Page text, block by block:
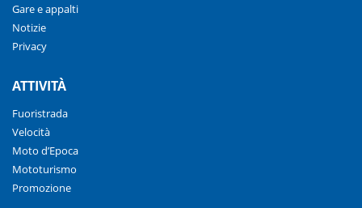
Gare e appalti
Notizie
Privacy
ATTIVITÀ
Fuoristrada
Velocità
Moto d’Epoca
Mototurismo
Promozione